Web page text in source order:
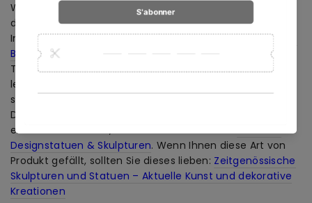
Wenn Sie zeitgenössische Skulpturen mögen, werden Sie
dieses hervorragende [Produkt] lieben, das in Ihrem
Interieur Wunder bewirken wird!Zeitgenössische Skulptur
BaumstammdekorationEntdecken Sie zum gleichen
Thema unsere große Sammlung von [Kollektion], die die
leidenschaftlichsten begeistern wird!
schließlich auf der Suche nach Designer-
Dekorationsstatuen sind, sich aber noch nicht
entschieden haben, finden Sie die KollektionModerne
Designstatuen & Skulpturen. Wenn Ihnen diese Art von
Produkt gefällt, sollten Sie dieses lieben: Zeitgenössische
Skulpturen und Statuen – Aktuelle Kunst und dekorative
Kreationen